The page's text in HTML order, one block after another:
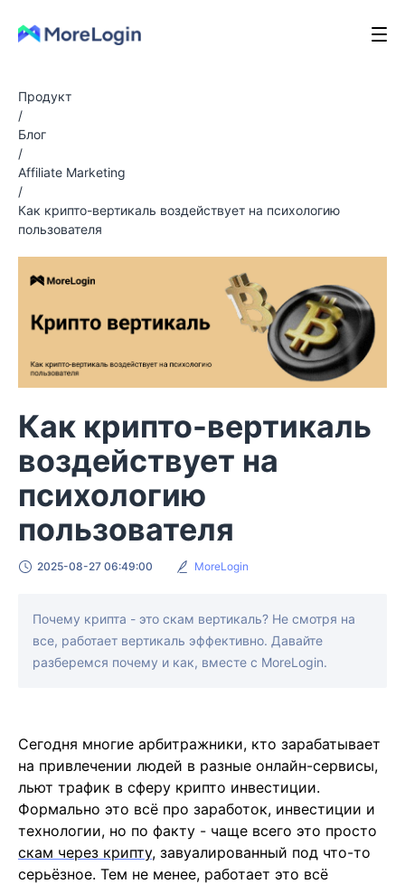
Продукт
/
Блог
/
Affiliate Marketing
/
Как крипто-вертикаль воздействует на психологию
пользователя
Как крипто-вертикаль
воздействует на
психологию
пользователя
2025-08-27 06:49:00 MoreLogin
Почему крипта - это скам вертикаль? Не смотря на
все, работает вертикаль эффективно. Давайте
разберемся почему и как, вместе с MoreLogin.
Сегодня многие арбитражники, кто зарабатывает
на привлечении людей в разные онлайн-сервисы,
льют трафик в сферу крипто инвестиции.
Формально это всё про заработок, инвестиции и
технологии, но по факту - чаще всего это просто
скам через крипту, завуалированный под что-то
серьёзное. Тем не менее, работает это всё